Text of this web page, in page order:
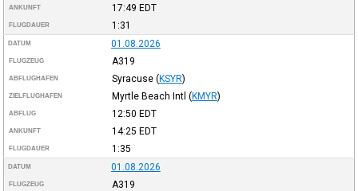
ANKUNFT 17:49 EDT
FLUGDAUER 1:31
DATUM 01.08.2026
FLUGZEUG A319
ABFLUGHAFEN Syracuse (KSYR)
ZIELFLUGHAFEN Myrtle Beach Intl (KMYR)
ABFLUG 12:50 EDT
ANKUNFT 14:25 EDT
FLUGDAUER 1:35
DATUM 01.08.2026
FLUGZEUG A319